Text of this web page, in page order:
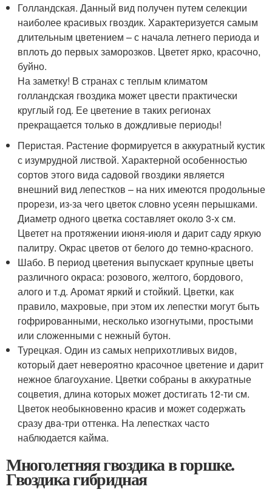
Голландская. Данный вид получен путем селекции
наиболее красивых гвоздик. Характеризуется самым
длительным цветением – с начала летнего периода и
вплоть до первых заморозков. Цветет ярко, красочно,
буйно.
На заметку! В странах с теплым климатом
голландская гвоздика может цвести практически
круглый год. Ее цветение в таких регионах
прекращается только в дождливые периоды!
Перистая. Растение формируется в аккуратный кустик
с изумрудной листвой. Характерной особенностью
сортов этого вида садовой гвоздики является
внешний вид лепестков – на них имеются продольные
прорези, из-за чего цветок словно усеян перышками.
Диаметр одного цветка составляет около 3-х см.
Цветет на протяжении июня-июля и дарит саду яркую
палитру. Окрас цветов от белого до темно-красного.
Шабо. В период цветения выпускает крупные цветы
различного окраса: розового, желтого, бордового,
алого и т.д. Аромат яркий и стойкий. Цветки, как
правило, махровые, при этом их лепестки могут быть
гофрированными, несколько изогнутыми, простыми
или сложенными с нежный бутон.
Турецкая. Один из самых неприхотливых видов,
который дает невероятно красочное цветение и дарит
нежное благоухание. Цветки собраны в аккуратные
соцветия, длина которых может достигать 12-ти см.
Цветок необыкновенно красив и может содержать
сразу два-три оттенка. На лепестках часто
наблюдается кайма.
Многолетняя гвоздика в горшке.
Гвоздика гибридная